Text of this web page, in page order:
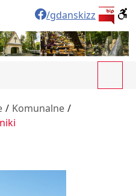
/gdanskizz
/ Komunalne /